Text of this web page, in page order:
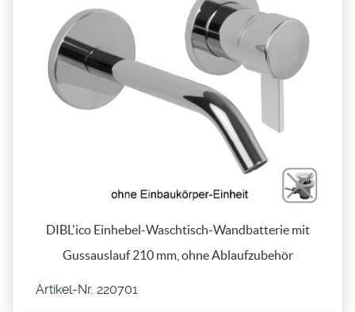
DIBL'ico Einhebel-Waschtisch-Wandbatterie mit
Gussauslauf 210 mm, ohne Ablaufzubehör
Artikel-Nr. 220701